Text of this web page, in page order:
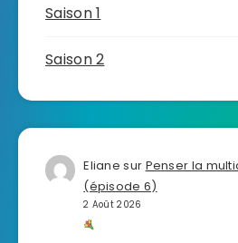
Saison 1
Saison 2
Eliane sur Penser la
(épisode 6)
2 Août 2026